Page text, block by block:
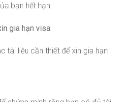
bạn hết hạn.
gia hạn visa:
tài liệu cần thiết để xin gia hạn